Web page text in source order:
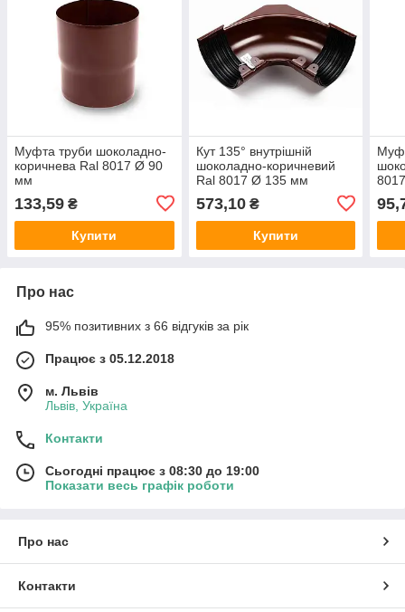
Муфта труби шоколадно-
коричнева Ral 8017 Ø 90
мм
133,59 ₴
Купити
Кут 135° внутрішній
шоколадно-коричневий
Ral 8017 Ø 135 мм
573,10₴
Купити
Про нас
95% позитивних з 66 відгуків за рік
Працює з 05.12.2018
м. Львів
Львів, Україна
Контакти
Сьогодні працює з 08:30 до 19:00
Показати весь графік роботи
Про нас
Контакти